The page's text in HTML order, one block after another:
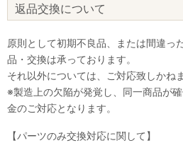
返品交換について
原則として初期不良品、または間違っ
品・交換は承っております。
それ以外については、ご対応致しかねま
※製造上の欠陥が発覚し、同一商品が
金のご対応となります。
【パーツのみ交換対応に関して】